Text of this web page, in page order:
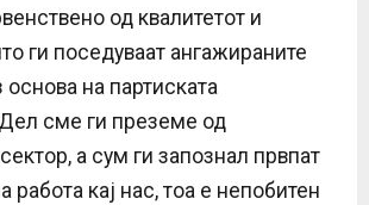
од квалитетот и
ги поседуваат ангажираните
основа на партиската
сме ги преземе од
а сум ги запознал првпат
работа кај нас, тоа е непобитен